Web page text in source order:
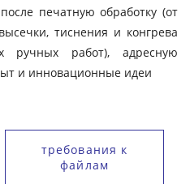
печатную обработку (от
тиснения и конгрева
ручных работ), адресную
и инновационные идеи
требования к
файлам